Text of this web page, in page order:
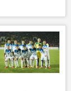
2018-жылы Кыргызстанда катталган жол кырсыктары